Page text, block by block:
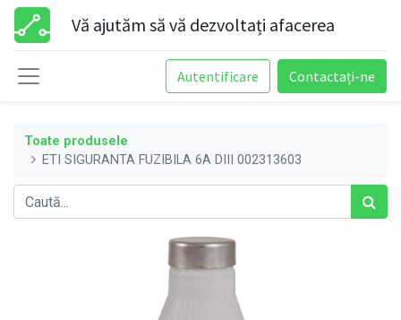
Vă ajutăm să vă dezvoltați afacerea
Autentificare Contactați-ne
Toate produsele
ETI SIGURANTA FUZIBILA 6A DIII 002313603